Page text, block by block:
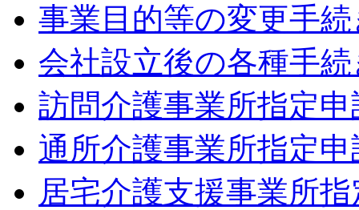
事業目的等の変更手
会社設立後の各種手
訪問介護事業所指定申
通所介護事業所指定申
居宅介護支援事業所